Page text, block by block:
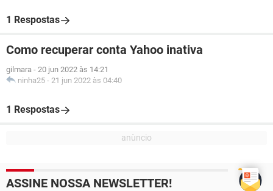
1 Respostas
Como recuperar conta Yahoo inativa
gilmara - 20 jun 2022 às 14:21
ninha25 - 21 jun 2022 às 04:40
1 Respostas
ASSINE NOSSA NEWSLETTER!